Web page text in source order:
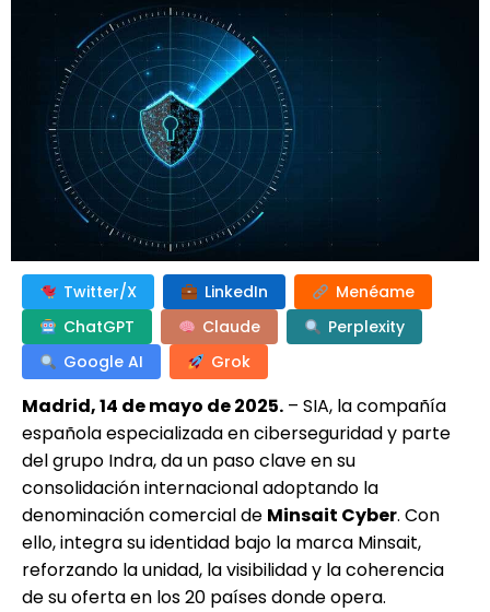
Twitter/X LinkedIn
Menéame
ChatGPT
Claude
Perplexity
Google AI
Grok
Madrid, 14 de mayo de 2025. – SIA, la compañía
española especializada en ciberseguridad y parte
del grupo Indra, da un paso clave en su
consolidación internacional adoptando la
denominación comercial de Minsait Cyber. Con
ello, integra su identidad bajo la marca Minsait,
reforzando la unidad, la visibilidad y la coherencia
de su oferta en los 20 países donde opera.